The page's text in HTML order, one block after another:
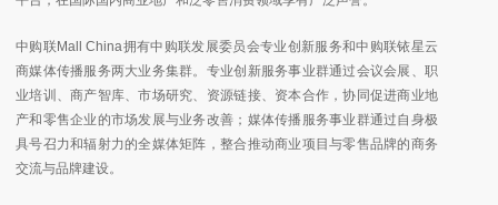
中购联Mall China拥有中购联发展委员会专业创新服务和中购联铱星云
商媒体传播服务两大业务集群。专业创新服务事业群通过会议会展、职
业培训、商产智库、市场研究、资源链接、资本合作，协同促进商业地
产和零售企业的市场发展与业务改善；媒体传播服务事业群通过自身极
具号召力和辐射力的全媒体矩阵，整合推动商业项目与零售品牌的商务
交流与品牌建设。